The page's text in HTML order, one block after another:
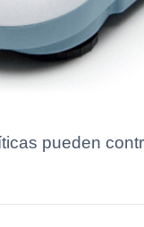
pueden